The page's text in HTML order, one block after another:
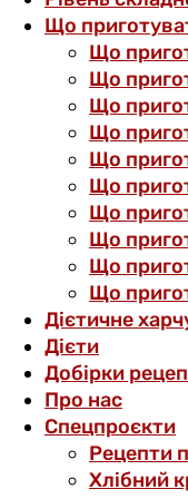
Що
Що
Що
Що
Що
Що
Що
Що
Що
Що
Що
Дієтичне
Дієти
Добірки
Про нас
Спецпроєкти
Рецепти
Хлібний